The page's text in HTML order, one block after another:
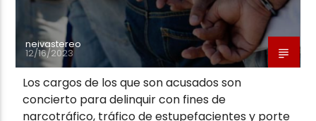
neivastereo
12/16/2023
Los cargos de los que son acusados son
concierto para delinquir con fines de
narcotráfico, tráfico de estupefacientes y porte